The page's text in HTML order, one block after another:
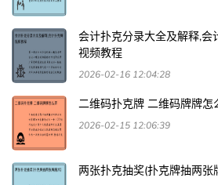
会计扑克分录大全及解释,会
视频教程
2026-02-16 12:04:28
二维码扑克牌 二维码牌牌怎
2026-02-15 12:06:39
两张扑克抽奖(扑克牌抽两张